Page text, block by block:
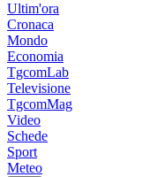
Ultim'ora
Cronaca
Mondo
Economia
TgcomLab
Televisione
TgcomMag
Video
Schede
Sport
Meteo